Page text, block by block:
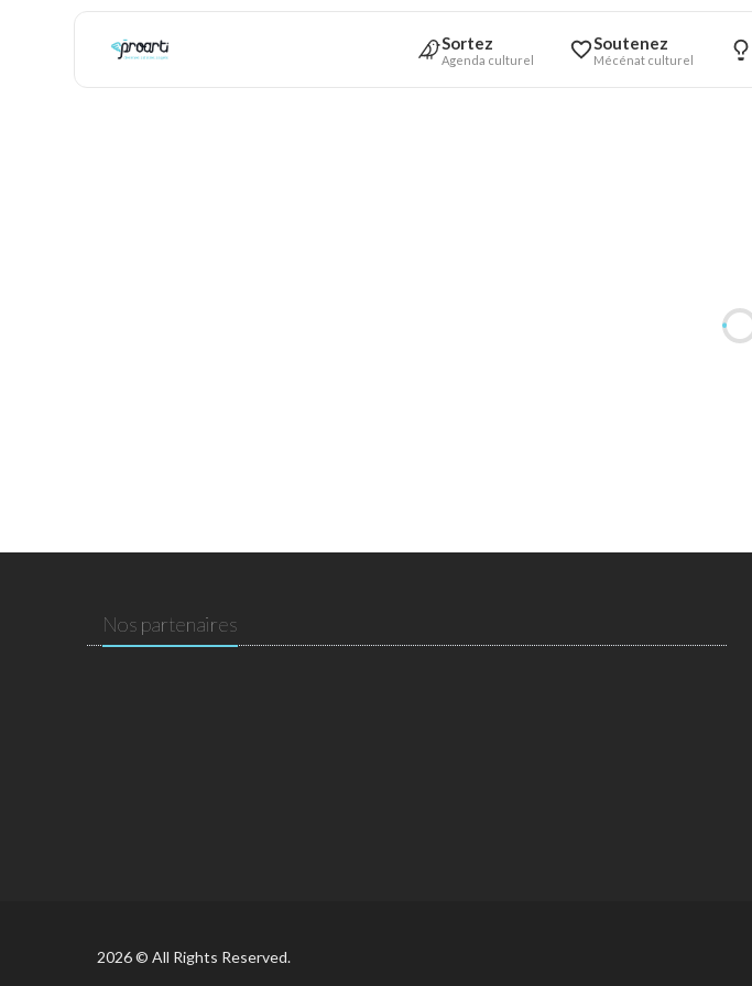
Sortez
Agenda culturel
Soutenez
Mécénat culturel
Nos partenaires
2026 © All Rights Reserved.